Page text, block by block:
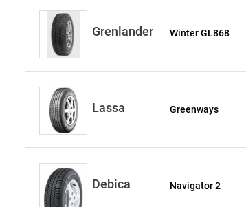
Grenlander Winter GL868
Lassa Greenways
Debica Navigator 2